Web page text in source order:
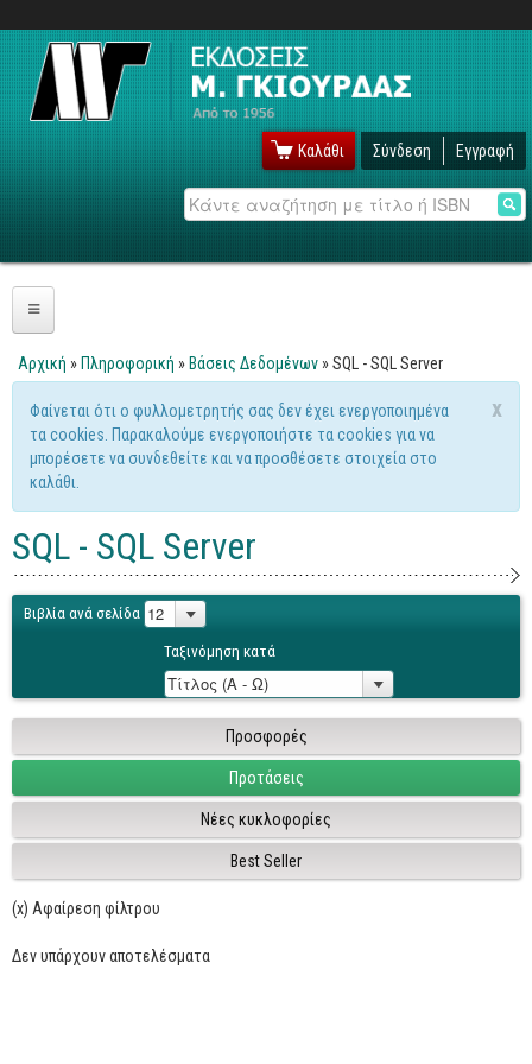
Καλάθι Σύνδεση Εγγραφή
Αναζήτηση
Πληροφορική
Λειτουργικά
Windows
Linux
Unix
Γενικά
Microsoft Office
Excel
Πρόσβαση
Outlook
Προγραμματισμός
Java
Delphi - Pascal
Visual Basic
Είστε εδώ
Αρχική » Πληροφορική » Βάσεις Δεδομένων » SQL - SQL Server
x
Μήνυμα προειδοποίησης
Φαίνεται ότι ο φυλλομετρητής σας δεν έχει ενεργοποιημένα
τα cookies. Παρακαλούμε ενεργοποιήστε τα cookies για να
μπορέσετε να συνδεθείτε και να προσθέσετε στοιχεία στο
καλάθι.
SQL - SQL Server
Βιβλία ανά σελίδα
Ταξινόμηση κατά
Προσφορές
Προτάσεις
Νέες κυκλοφορίες
Best Seller
(x) Αφαίρεση φίλτρου
Δεν υπάρχουν αποτελέσματα